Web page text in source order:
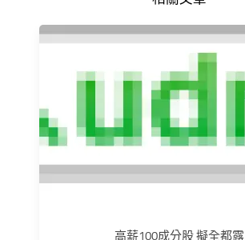
高薪100成分股 擬全都露